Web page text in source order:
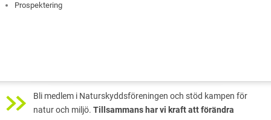
Prospektering
Bli medlem i Naturskyddsföreningen och stöd kampen för
natur och miljö. Tillsammans har vi kraft att förändra